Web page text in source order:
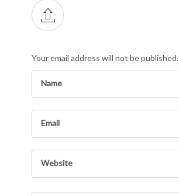
Your email address will not be published.